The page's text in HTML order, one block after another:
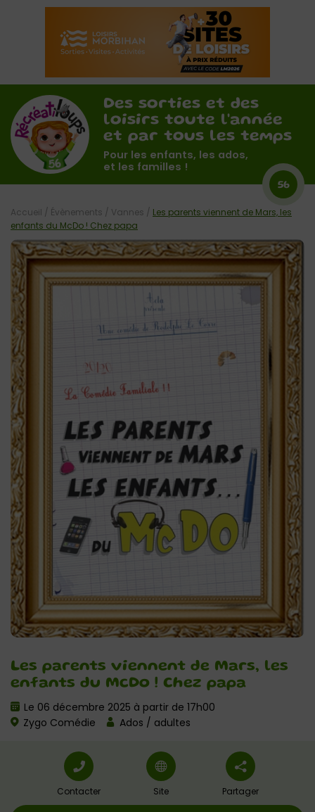
Des sorties et des
loisirs toute l'année
et par tous les temps
Pour les enfants, les ados,
et les familles !
56
Les parents viennent de Mars, les
enfants du McDo ! Chez papa
Le 06 décembre 2025 à partir de 17h00
Zygo Comédie
Ados / adultes
Accueil / Évènements / Vannes / Les parents viennent de Mars, les
enfants du McDo ! Chez papa
Contacter Site Partager